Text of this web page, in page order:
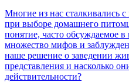
Многие из нас сталкивались
при выборе домашнего
понятие, часто обсуждаемое
множество мифов и
наше решение о заведении
представления и насколько
действительности?